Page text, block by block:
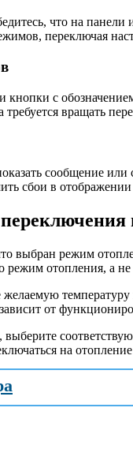
что на
переключая
с
вращать
сообщение
сбои в
выбран режим
отопления, а
от
на